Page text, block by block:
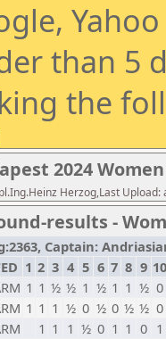
than 5
the
2024 Women
Herzog,Last Upload:
results -
Captain:
1 2 3 4 5 6 7 8 9 10
1 1 ½ ½ 1 ½ 1 1 ½ 0
1 1 1 ½ 0 ½ 0 ½ ½ 0
1 1 1 ½ 0 1 1 0 1